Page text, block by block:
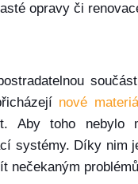
opravy či
nové
Aby toho
systémy. Díky
nečekaným